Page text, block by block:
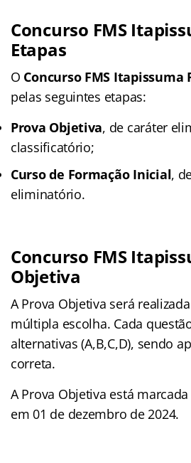
Concurso FMS
Etapas
O Concurso FMS Itapissuma
pelas seguintes etapas:
Prova Objetiva, de caráter
classificatório;
Curso de Formação Inicial,
eliminatório.
Concurso FMS
Objetiva
A Prova Objetiva será
múltipla escolha. Cada
alternativas (A,B,C,D), sendo
correta.
A Prova Objetiva está
em 01 de dezembro de 2024.